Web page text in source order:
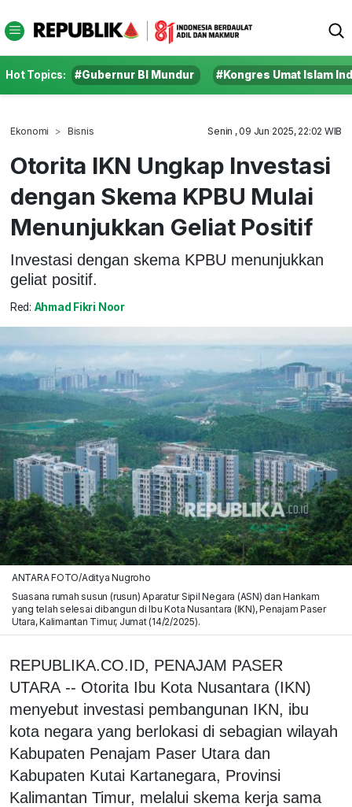
Hot Topics: #Gubernur BI Mundur #Kongres Umat Islam
Ekonomi Bisnis Senin , 09 Jun 2025, 22:02 WIB
Otorita IKN Ungkap Investasi
dengan Skema KPBU Mulai
Menunjukkan Geliat Positif
Investasi dengan skema KPBU menunjukkan
geliat positif.
Red: Ahmad Fikri Noor
ANTARA FOTO/Aditya Nugroho
Suasana rumah susun (rusun) Aparatur Sipil Negara (ASN) dan Hankam
yang telah selesai dibangun di Ibu Kota Nusantara (IKN), Penajam Paser
Utara, Kalimantan Timur, Jumat (14/2/2025).
REPUBLIKA.CO.ID, PENAJAM PASER
UTARA -- Otorita Ibu Kota Nusantara (IKN)
menyebut investasi pembangunan IKN, ibu
kota negara yang berlokasi di sebagian wilayah
Kabupaten Penajam Paser Utara dan
Kabupaten Kutai Kartanegara, Provinsi
Kalimantan Timur, melalui skema kerja sama